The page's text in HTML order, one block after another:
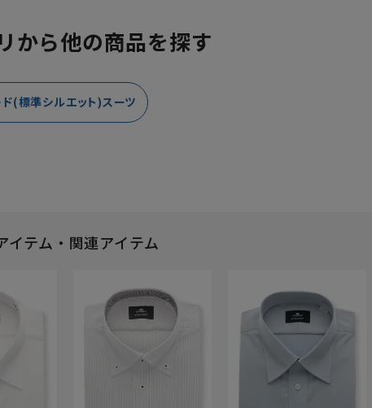
から他の商品を探す
(標準シルエット)スーツ
イテム・関連アイテム